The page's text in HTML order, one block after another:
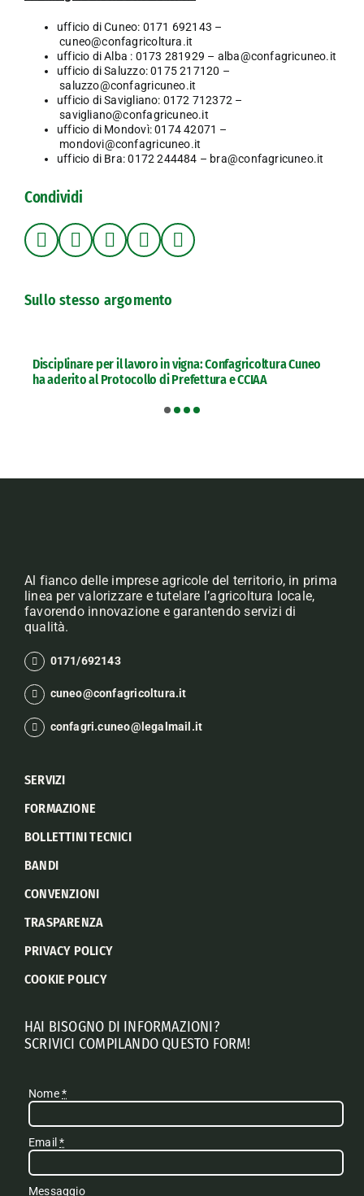
ufficio di Cuneo: 0171 692143 –
cuneo@confagricoltura.it
ufficio di Alba : 0173 281929 – alba@confagricuneo.it
ufficio di Saluzzo: 0175 217120 –
saluzzo@confagricuneo.it
ufficio di Savigliano: 0172 712372 –
savigliano@confagricuneo.it
ufficio di Mondovì: 0174 42071 –
mondovi@confagricuneo.it
ufficio di Bra: 0172 244484 – bra@confagricuneo.it
Condividi
Sullo stesso argomento
Disciplinare per il lavoro in vigna: Confagricoltura Cuneo
ha aderito al Protocollo di Prefettura e CCIAA
Al fianco delle imprese agricole del territorio, in prima
linea per valorizzare e tutelare l’agricoltura locale,
favorendo innovazione e garantendo servizi di
qualità.
0171/692143
cuneo@confagricoltura.it
confagri.cuneo@legalmail.it
SERVIZI
FORMAZIONE
BOLLETTINI TECNICI
BANDI
CONVENZIONI
TRASPARENZA
PRIVACY POLICY
COOKIE POLICY
HAI BISOGNO DI INFORMAZIONI?
SCRIVICI COMPILANDO QUESTO FORM!
Nome*
Email*
Messaggio